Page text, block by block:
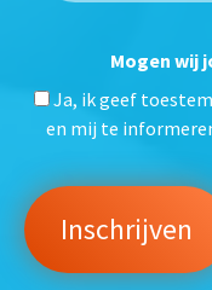
Mogen wij
Ja, ik geef
en mij te